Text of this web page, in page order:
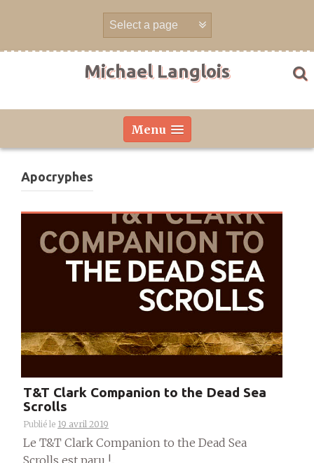
Michael Langlois
Menu
Apocryphes
T&T Clark Companion to the Dead Sea
Scrolls
Publié le 19 avril 2019
Le T&T Clark Companion to the Dead Sea
Scrolls est paru !...